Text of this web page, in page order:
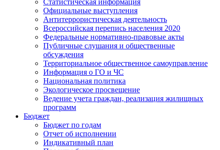
Статистическая информация
Официальные выступления
Антитеррористическая деятельность
Всероссийская перепись населения 2020
Федеральные нормативно-правовые акты
Публичные слушания и общественные
обсуждения
Территориальное общественное самоуправление
Информация о ГО и ЧС
Национальная политика
Экологическое просвещение
Ведение учета граждан, реализация жилищных
программ
Бюджет
Бюджет по годам
Отчет об исполнении
Индикативный план